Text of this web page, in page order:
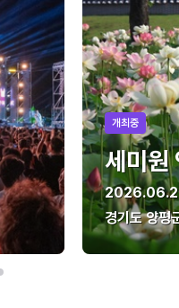
개최중
세미원
경기도 양평